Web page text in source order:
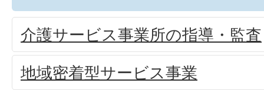
介護サービス事業所の指導・監査
地域密着型サービス事業